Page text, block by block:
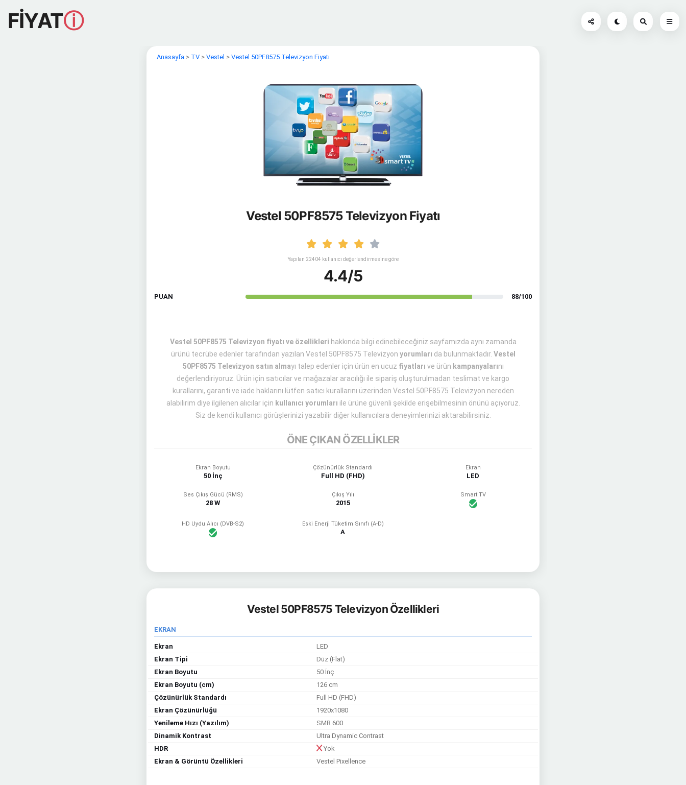
FİYATⓘ
Anasayfa > TV > Vestel > Vestel 50PF8575 Televizyon Fiyatı
Vestel 50PF8575 Televizyon Fiyatı
Yapılan 22404 kullanıcı değerlendirmesine göre
4.4/5
PUAN 88/100
Vestel 50PF8575 Televizyon fiyatı ve özellikleri hakkında bilgi edinebileceğiniz sayfamızda aynı zamanda
ürünü tecrübe edenler tarafından yazılan Vestel 50PF8575 Televizyon yorumları da bulunmaktadır. Vestel
50PF8575 Televizyon satın almayı talep edenler için ürün en ucuz fiyatları ve ürün kampanyalarını
değerlendiriyoruz. Ürün için satıcılar ve mağazalar aracılığı ile sipariş oluşturulmadan teslimat ve kargo
kurallarını, garanti ve iade haklarını lütfen satıcı kurallarını üzerinden Vestel 50PF8575 Televizyon nereden
alabilirim diye ilgilenen alıcılar için kullanıcı yorumları ile ürüne güvenli şekilde erişebilmesinin önünü açıyoruz.
Siz de kendi kullanıcı görüşlerinizi yazabilir diğer kullanıcılara deneyimlerinizi aktarabilirsiniz.
ÖNE ÇIKAN ÖZELLİKLER
Ekran Boyutu
50 İnç
Çözünürlük Standardı
Full HD (FHD)
Ekran
LED
Ses Çıkış Gücü (RMS)
28 W
Çıkış Yılı
2015
Smart TV
HD Uydu Alıcı (DVB-S2) Eski Enerji Tüketim Sınıfı (A-D)
A
Vestel 50PF8575 Televizyon Özellikleri
EKRAN
Ekran
LED
Ekran Tipi
Düz (Flat)
Ekran Boyutu
50 İnç
Ekran Boyutu (cm)
126 cm
Çözünürlük Standardı
Full HD (FHD)
Ekran Çözünürlüğü
1920x1080
Yenileme Hızı (Yazılım)
SMR 600
Dinamik Kontrast
Ultra Dynamic Contrast
HDR
Yok
Ekran & Görüntü Özellikleri
Vestel Pixellence